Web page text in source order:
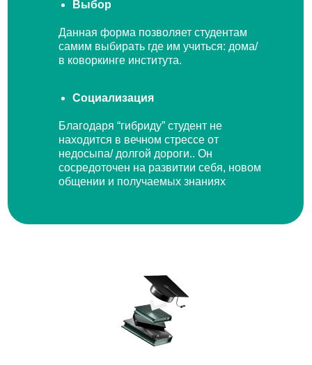
Выбор
Данная форма позволяет студентам
самим выбирать где им учиться: дома/
в коворкинге института.
Социализация
Благодаря “гибриду” студент не
находится в вечном стрессе от
недосыпа/ долгой дороги.. Он
сосредоточен на развитии себя, новом
общении и получаемых знаниях